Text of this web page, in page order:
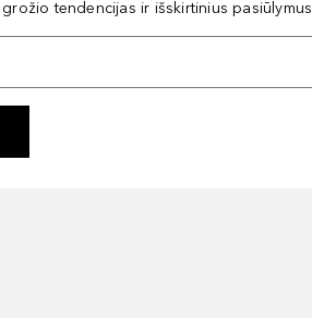
tendencijas ir išskirtinius pasiūlymus